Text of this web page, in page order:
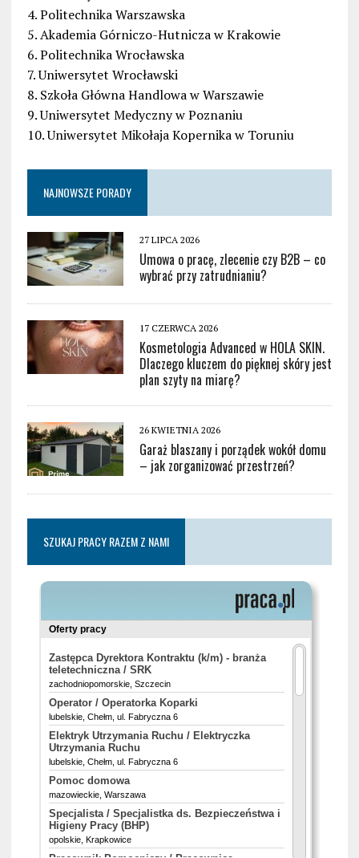
4. Politechnika Warszawska
5. Akademia Górniczo-Hutnicza w Krakowie
6. Politechnika Wrocławska
7. Uniwersytet Wrocławski
8. Szkoła Główna Handlowa w Warszawie
9. Uniwersytet Medyczny w Poznaniu
10. Uniwersytet Mikołaja Kopernika w Toruniu
NAJNOWSZE PORADY
27 LIPCA 2026
Umowa o pracę, zlecenie czy B2B – co
wybrać przy zatrudnianiu?
17 CZERWCA 2026
Kosmetologia Advanced w HOLA SKIN.
Dlaczego kluczem do pięknej skóry jest
plan szyty na miarę?
26 KWIETNIA 2026
Garaż blaszany i porządek wokół domu
– jak zorganizować przestrzeń?
SZUKAJ PRACY RAZEM Z NAMI